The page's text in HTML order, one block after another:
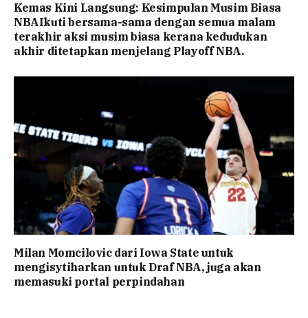
Kemas Kini Langsung: Kesimpulan Musim Biasa
NBAIkuti bersama-sama dengan semua malam
terakhir aksi musim biasa kerana kedudukan
akhir ditetapkan menjelang Playoff NBA.
Milan Momcilovic dari Iowa State untuk
mengisytiharkan untuk Draf NBA, juga akan
memasuki portal perpindahan